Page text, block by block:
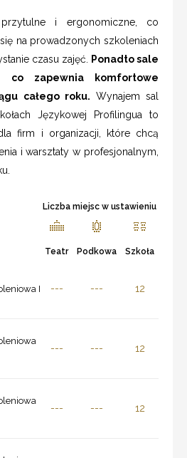
i ergonomiczne, co
na prowadzonych szkoleniach
czasu zajęć.
Ponadto sale
co zapewnia komfortowe
całego roku. Wynajem sal
Językowej Profilingua to
firm i organizacji, które chcą
i warsztaty w profesjonalnym,
Liczba miejsc w ustawieniu
Teatr Podkowa Szkoła
I --- --- 12
--- --- 12
--- --- 12